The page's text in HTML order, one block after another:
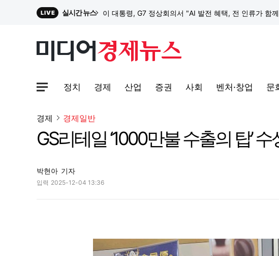
LIVE 실시간 뉴스 이 대통령, G7 정상회의서 "AI 발전 혜택, 전 인류가 함
원파디, 롯데백화점 잠실점에서 팝업스토어 오픈
대한전선, 1463억 ‘500kV HVDC 동해안-동서울’ 수주
이 대통령, G7 정상회의서 "AI 발전 혜택, 전 인류가 함께
사이트맵메뉴 열기
정치 경제 산업 증권 사회 벤처·창업 문
경제 경제일반
GS리테일 ‘1000만불 수출의 탑’
박현아 기자
입력 2025-12-04 13:36